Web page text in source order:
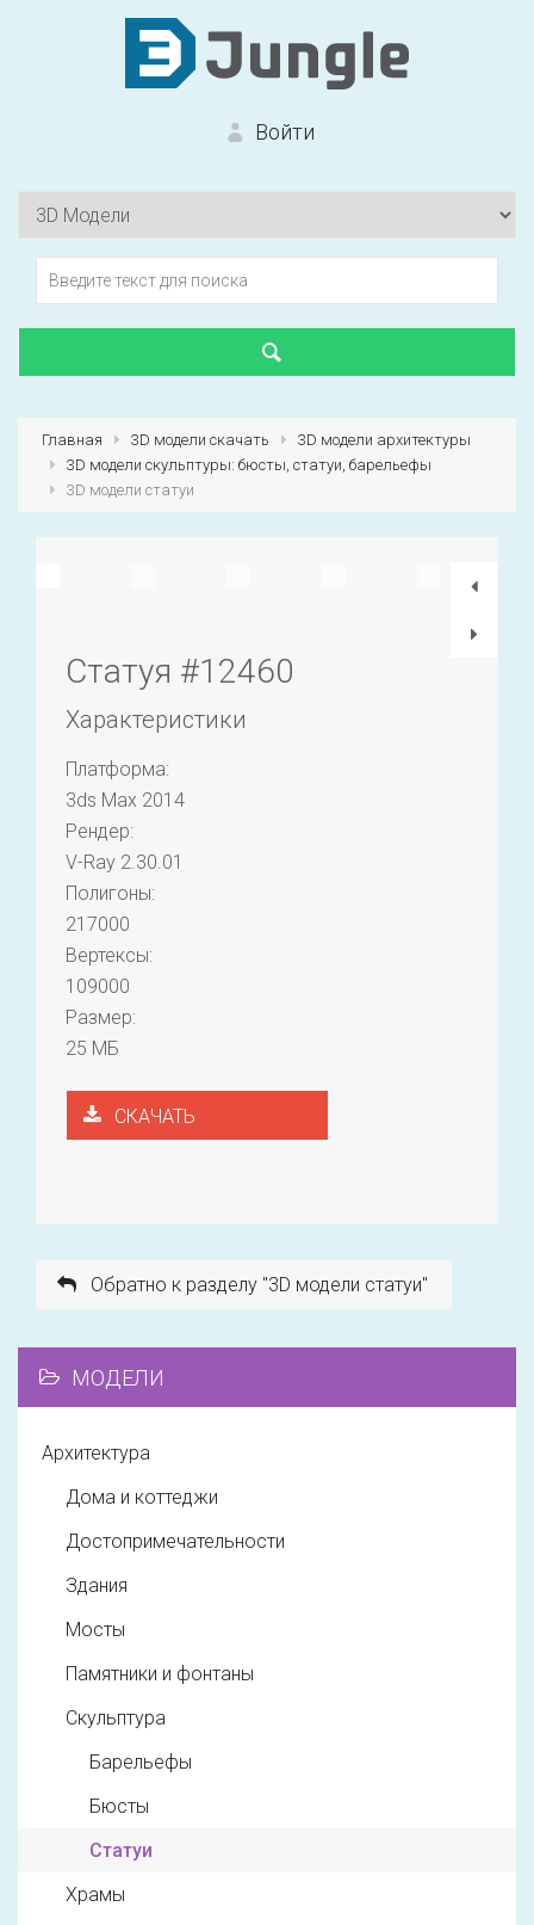
Войти
Первый раз? Зарегистрироваться
Главная 3D модели скачать
3D модели архитектуры
3D модели скульптуры: бюсты, статуи, барельефы
3D модели статуи
Статуя #12460
Характеристики
Платформа:
3ds Max 2014
Рендер:
V-Ray 2.30.01
Полигоны:
217000
Вертексы:
109000
Размер:
25 МБ
СКАЧАТЬ
Обратно к разделу "3D модели статуи"
МОДЕЛИ
Архитектура
Дома и коттеджи
Достопримечательности
Здания
Мосты
Памятники и фонтаны
Скульптура
Барельефы
Бюсты
Статуи
Храмы